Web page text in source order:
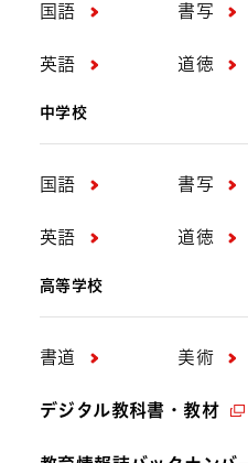
国語 書写
英語 道徳
中学校
国語 書写
英語 道徳
高等学校
書道 美術
デジタル教科書・教材